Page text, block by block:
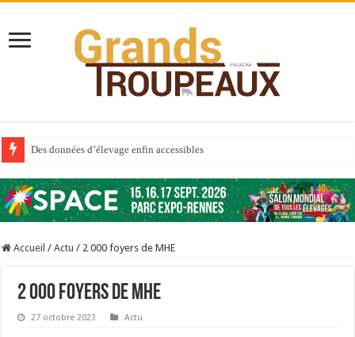
Des données d’élevage enfin accessibles
Au sommaire du premier numéro de 2025
Au sommaire de GTM 110
Aidez-nous à améliorer la santé de vos veaux !
Sécheresse : les éleveurs réclament des expertises de terrain
Accueil / Actu / 2 000 foyers de MHE
2 000 foyers de MHE
27 octobre 2023 Actu